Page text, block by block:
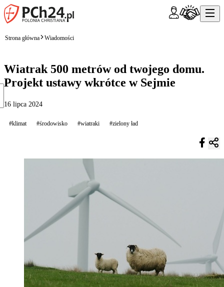
Strona główna Wiadomości
Wiatrak 500 metrów od twojego domu.
Projekt ustawy wkrótce w Sejmie
16 lipca 2024
#klimat #środowisko #wiatraki #zielony ład